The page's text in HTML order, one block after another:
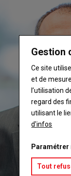
Gestion
Ce site
et de
l’utilisation
regard des
utilisant le
d'infos
Tout